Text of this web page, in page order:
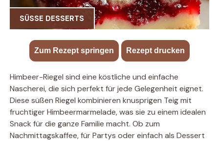
SÜSSE DESSERTS
Zum Rezept springen Rezept drucken
Himbeer-Riegel sind eine köstliche und einfache
Nascherei, die sich perfekt für jede Gelegenheit eignet.
Diese süßen Riegel kombinieren knusprigen Teig mit
fruchtiger Himbeermarmelade, was sie zu einem idealen
Snack für die ganze Familie macht. Ob zum
Nachmittagskaffee, für Partys oder einfach als Dessert